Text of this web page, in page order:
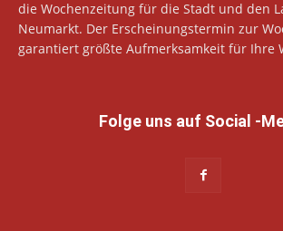
die Wochenzeitung für die Stadt und den
Neumarkt. Der Erscheinungstermin zur
garantiert größte Aufmerksamkeit für Ihre
Folge uns auf Social -